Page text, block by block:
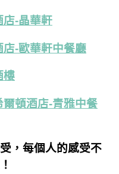
店-晶華軒
店-歐華軒中餐廳
樓
頓酒店-青雅中餐
，每個人的感受不